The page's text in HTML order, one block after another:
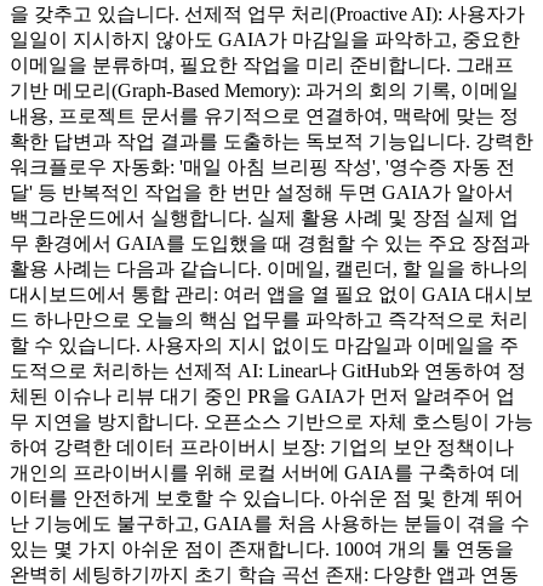
을 갖추고 있습니다. 선제적 업무 처리(Proactive AI): 사용자가
일일이 지시하지 않아도 GAIA가 마감일을 파악하고, 중요한
이메일을 분류하며, 필요한 작업을 미리 준비합니다. 그래프
기반 메모리(Graph-Based Memory): 과거의 회의 기록, 이메일
내용, 프로젝트 문서를 유기적으로 연결하여, 맥락에 맞는 정
확한 답변과 작업 결과를 도출하는 독보적 기능입니다. 강력한
워크플로우 자동화: '매일 아침 브리핑 작성', '영수증 자동 전
달' 등 반복적인 작업을 한 번만 설정해 두면 GAIA가 알아서
백그라운드에서 실행합니다. 실제 활용 사례 및 장점 실제 업
무 환경에서 GAIA를 도입했을 때 경험할 수 있는 주요 장점과
활용 사례는 다음과 같습니다. 이메일, 캘린더, 할 일을 하나의
대시보드에서 통합 관리: 여러 앱을 열 필요 없이 GAIA 대시보
드 하나만으로 오늘의 핵심 업무를 파악하고 즉각적으로 처리
할 수 있습니다. 사용자의 지시 없이도 마감일과 이메일을 주
도적으로 처리하는 선제적 AI: Linear나 GitHub와 연동하여 정
체된 이슈나 리뷰 대기 중인 PR을 GAIA가 먼저 알려주어 업
무 지연을 방지합니다. 오픈소스 기반으로 자체 호스팅이 가능
하여 강력한 데이터 프라이버시 보장: 기업의 보안 정책이나
개인의 프라이버시를 위해 로컬 서버에 GAIA를 구축하여 데
이터를 안전하게 보호할 수 있습니다. 아쉬운 점 및 한계 뛰어
난 기능에도 불구하고, GAIA를 처음 사용하는 분들이 겪을 수
있는 몇 가지 아쉬운 점이 존재합니다. 100여 개의 툴 연동을
완벽히 세팅하기까지 초기 학습 곡선 존재: 다양한 앱과 연동